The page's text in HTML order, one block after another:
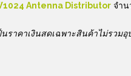
Antenna Distributor จำน
นราคาเงินสดเฉพาะสินค้าไม่รว